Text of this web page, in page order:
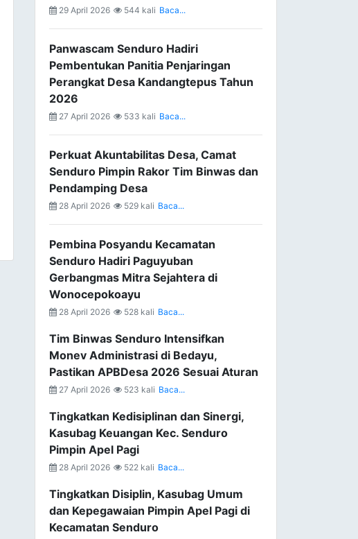
29 April 2026 544 kali Baca...
Panwascam Senduro Hadiri
Pembentukan Panitia Penjaringan
Perangkat Desa Kandangtepus Tahun
2026
27 April 2026 533 kali Baca...
Perkuat Akuntabilitas Desa, Camat
Senduro Pimpin Rakor Tim Binwas dan
Pendamping Desa
28 April 2026 529 kali Baca...
Pembina Posyandu Kecamatan
Senduro Hadiri Paguyuban
Gerbangmas Mitra Sejahtera di
Wonocepokoayu
28 April 2026 528 kali Baca...
Tim Binwas Senduro Intensifkan
Monev Administrasi di Bedayu,
Pastikan APBDesa 2026 Sesuai Aturan
27 April 2026 523 kali Baca...
Tingkatkan Kedisiplinan dan Sinergi,
Kasubag Keuangan Kec. Senduro
Pimpin Apel Pagi
28 April 2026 522 kali Baca...
Tingkatkan Disiplin, Kasubag Umum
dan Kepegawaian Pimpin Apel Pagi di
Kecamatan Senduro